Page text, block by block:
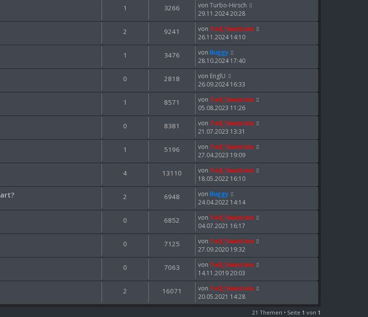
1 3266 von Turbo-Hirsch
29.11.2024 20:28
2 9241 von fred_feuerstein
26.11.2024 14:10
1 3476 von Buggy
28.10.2024 17:40
0 2818 von EnglU
26.09.2024 16:33
1 8571 von fred_feuerstein
05.08.2023 11:26
0 8381 von fred_feuerstein
21.07.2023 13:31
1 5196 von fred_feuerstein
27.04.2023 19:09
4 13110 von fred_feuerstein
18.05.2022 16:10
2 6948 von Buggy
24.04.2022 14:14
0 6852 von fred_feuerstein
04.07.2021 16:17
0 7125 von fred_feuerstein
27.09.2020 19:32
0 7063 von fred_feuerstein
14.11.2019 20:03
2 16071 von fred_feuerstein
20.05.2021 14:28
21 Themen • Seite 1 von 1